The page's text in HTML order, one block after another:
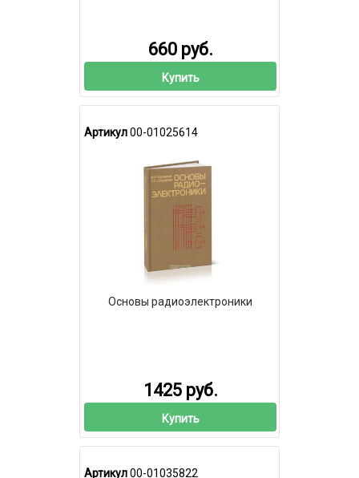
660 руб.
Купить
Артикул00-01025614
Основы радиоэлектроники
1425 руб.
Купить
Артикул00-01035822